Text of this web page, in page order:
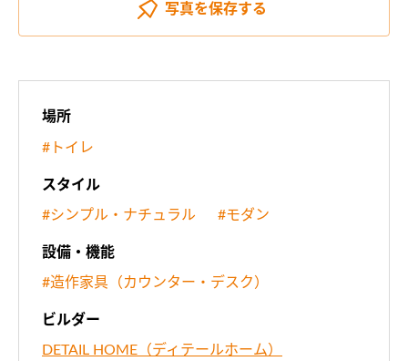
写真を保存する
場所
#トイレ
スタイル
#シンプル・ナチュラル #モダン
設備・機能
#造作家具（カウンター・デスク）
ビルダー
DETAIL HOME（ディテールホーム）